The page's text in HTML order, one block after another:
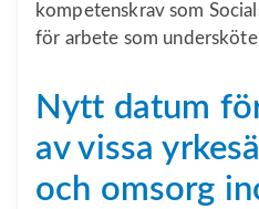
kompetenskrav som
för arbete som
Nytt datum
av vissa
och omsorg